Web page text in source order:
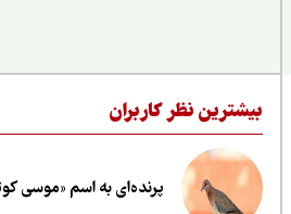
نظر کاربران
پرنده‌ای به اسم «موسی کوتقی»!